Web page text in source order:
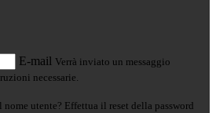
E-mail Verrà inviato un messaggio
necessarie.
nome utente? Effettua il reset della password